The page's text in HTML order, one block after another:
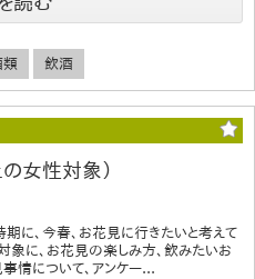
類 飲酒
女性対象）
に、今春、お花見に行きたいと考えて
に、お花見の楽しみ方、飲みたいお
情について、アンケー...